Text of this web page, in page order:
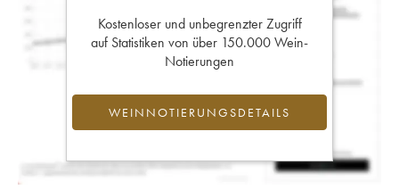
Kostenloser und unbegrenzter Zugriff
auf Statistiken von über 150.000 Wein-
Notierungen
WEINNOTIERUNGSDETAILS